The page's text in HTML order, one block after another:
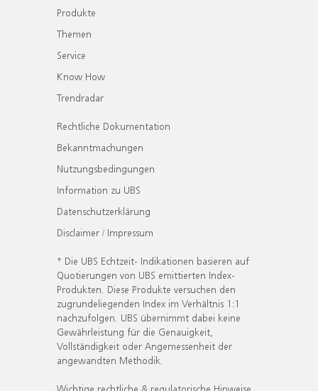
Produkte
Themen
Service
Know How
Trendradar
Rechtliche Dokumentation
Bekanntmachungen
Nutzungsbedingungen
Information zu UBS
Datenschutzerklärung
Disclaimer / Impressum
* Die UBS Echtzeit- Indikationen basieren auf
Quotierungen von UBS emittierten Index-
Produkten. Diese Produkte versuchen den
zugrundeliegenden Index im Verhältnis 1:1
nachzufolgen. UBS übernimmt dabei keine
Gewährleistung für die Genauigkeit,
Vollständigkeit oder Angemessenheit der
angewandten Methodik.